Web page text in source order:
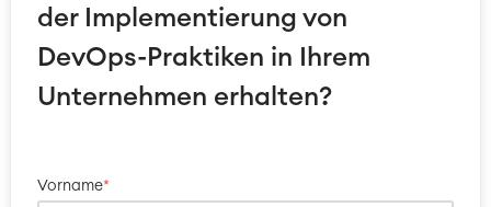
der Implementierung von
DevOps-Praktiken in Ihrem
Unternehmen erhalten?
Vorname*